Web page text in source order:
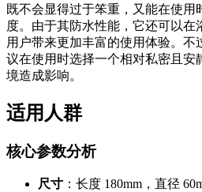
既不会显得过于笨重，又能在使
度。由于其防水性能，它还可以在
用户带来更加丰富的使用体验。不
议在使用时选择一个相对私密且安
境造成影响。
适用人群
核心参数分析
尺寸 ：长度 180mm，直径